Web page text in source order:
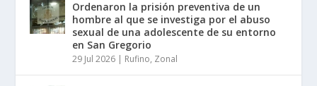
Ordenaron la prisión preventiva de un
hombre al que se investiga por el abuso
sexual de una adolescente de su entorno
en San Gregorio
29 Jul 2026 | Rufino, Zonal